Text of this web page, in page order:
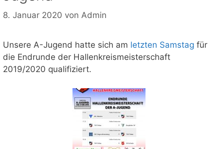
8. Januar 2020 von Admin
Unsere A-Jugend hatte sich am letzten Samstag für
die Endrunde der Hallenkreismeisterschaft
2019/2020 qualifiziert.